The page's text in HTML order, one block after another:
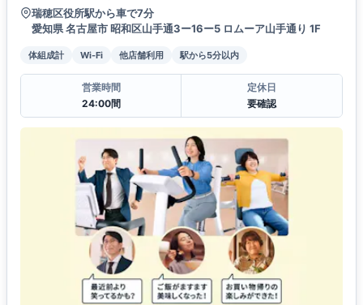
瑞穂区役所駅から車で7分
愛知県 名古屋市 昭和区山手通3ー16ー5 ロムーア山手通り 1F
体組成計 Wi-Fi 他店舗利用 駅から5分以内
営業時間
24:00間
定休日
要確認